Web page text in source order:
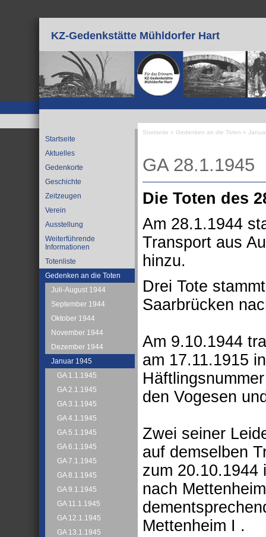
KZ-Gedenkstätte Mühldorfer Hart
Startseite
Aktuelles
Gedenkorte
Geschichte
Zeitzeugen
Verein
Ausstellung
Weiterführende
Informationen
Totenliste
Gedenken an die Toten
Juli-August 1944
September 1944
Oktober 1944
November 1944
Dezember 1944
Januar 1945
GA 1.1.1945
GA 2.1.1945
GA 3.1.1945
GA 4.1.1945
GA 5.1.1945
GA 6.1.1945
GA 7.1.1945
GA 8.1.1945
GA 9.1.1945
GA 11.1.1945
GA 12.1.1945
GA 13.1.1945
Startseite » Gedenken an die Toten »
GA 28.1.1945
Die Toten des
Am 28.1.1944
Transport aus
hinzu.
Drei Tote
Saarbrücken
Am 9.10.1944
am 17.11.1915
den Vogesen
Zwei seiner
auf demselben
zum 20.10.1944
nach
Mettenheim I .